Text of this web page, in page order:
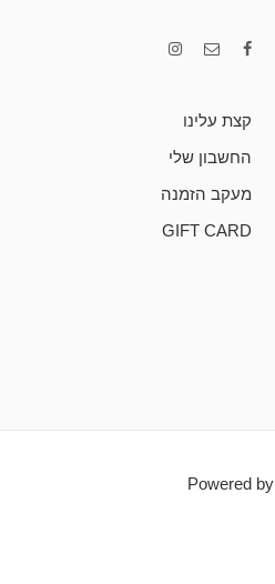
קצת עלינו
החשבון שלי
מעקב הזמנה
GIFT CARD
©HZ FABRICS 2021 - כל הזכויות שמורות | Powered by